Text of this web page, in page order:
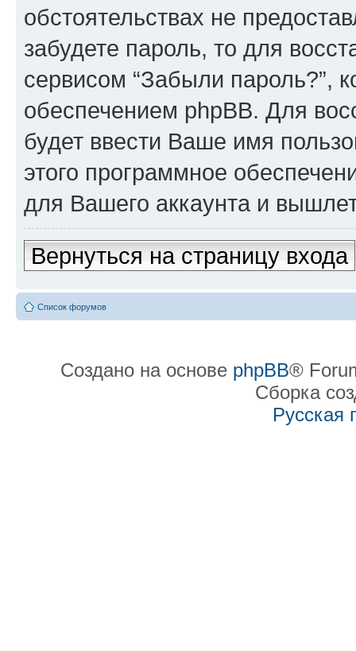
обстоятельствах не
забудете пароль, то для
сервисом “Забыли пароль?”,
обеспечением phpBB. Для
будет ввести Ваше имя
этого программное
для Вашего аккаунта и
Вернуться на страницу входа
Список форумов
Создано на основе phpBB®
Сборка
Русская